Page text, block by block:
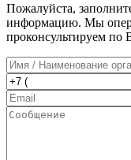
Пожалуйста,
информацию. Мы
проконсультируем по